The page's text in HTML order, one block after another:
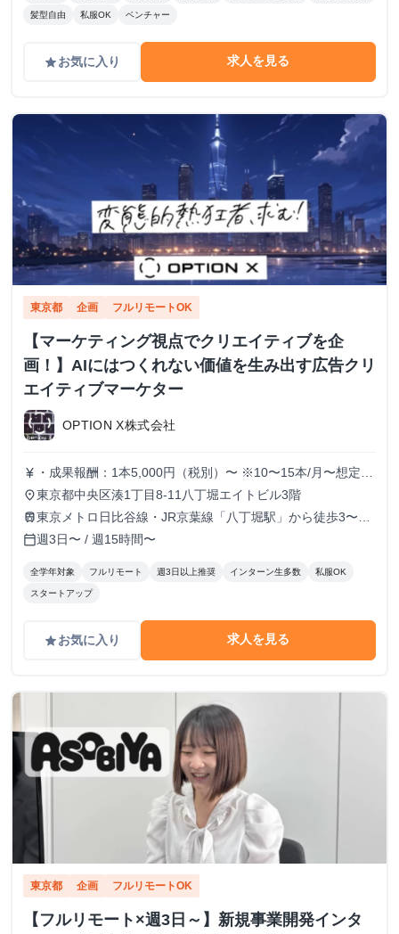
範囲の縮小や、当初想定していたスキルレベルに達していな
い場合に適用します。
髪型自由 私服OK ベンチャー
gradeお気に入り 求人を見る
東京都 企画 フルリモートOK
【マーケティング視点でクリエイティブを企
画！】AIにはつくれない価値を生み出す広告クリ
エイティブマーケター
OPTION X株式会社
currency_yen ・成果報酬：1本5,000円（税別）〜 ※10〜15本/月〜想定
※経験、実績、能力等によって変動 ※トライアル期間の場
合変動あり
place東京都中央区湊1丁目8-11八丁堀エイトビル3階
train東京メトロ日比谷線・JR京葉線「八丁堀駅」から徒歩3〜6
分
calendar_today週3日〜 / 週15時間〜
全学年対象 フルリモート 週3日以上推奨 インターン生多数 私服OK
スタートアップ
gradeお気に入り 求人を見る
東京都 企画 フルリモートOK
【フルリモート×週3日～】新規事業開発インタ